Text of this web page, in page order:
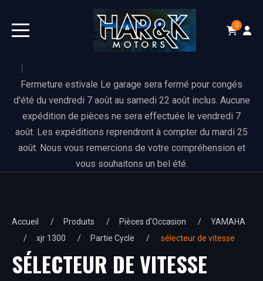
0
Fermeture estivale Le garage sera fermé pour congés
d'été du vendredi 7 août au samedi 22 août inclus. Aucune
expédition de pièces ne sera effectuée le vendredi 7
août. Les expéditions reprendront à compter du mardi 25
août. Nous vous remercions de votre compréhension et
vous souhaitons un bel été.
Accueil Produits Pièces d'Occasion
YAMAHA
xjr 1300
Partie Cycle sélecteur de vitesse
SÉLECTEUR DE VITESSE